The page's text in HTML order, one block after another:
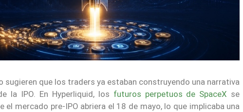
que los traders ya estaban construyendo una narrativa
la IPO. En Hyperliquid, los futuros perpetuos de SpaceX se
mercado pre-IPO abriera el 18 de mayo, lo que implicaba una